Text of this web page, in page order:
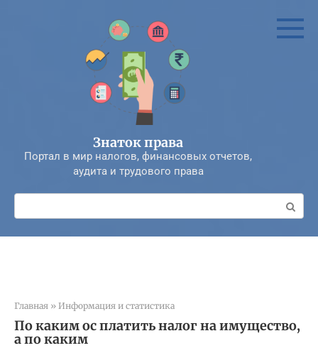
Знаток права
Портал в мир налогов, финансовых отчетов,
аудита и трудового права
Поиск:
Главная » Информация и статистика
По каким ос платить налог на имущество,
а по каким